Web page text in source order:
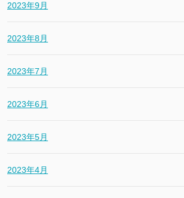
2023年9月
2023年8月
2023年7月
2023年6月
2023年5月
2023年4月